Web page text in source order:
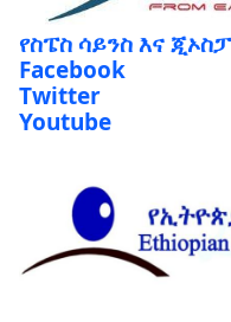
የስፔስ ሳይንስ እና
Facebook
Twitter
Youtube